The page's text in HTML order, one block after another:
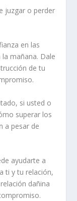
juzgar o perder
en las
mañana. Dale
de tu
si usted o
superar los
a pesar de
ayudarte a
ti y tu relación,
dañina